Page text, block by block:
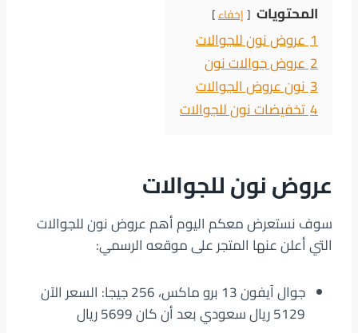
المحتويات إخفاء
1عروض نون للجوالات
2عروض جوالات نون
3نون عروض الجوالات
4تخفيضات نون للجوالات
عروض نون للجوالات
سوف نستعرض معكم اليوم أهم عروض نون للجوالات
التي أعلن عنها المتجر على موقعه الرسمي:
جوال آيفون 13 برو ماكس، 256 جيجا: السعر الآن
5129 ريال سعودي بعد أن كان 5699 ريال